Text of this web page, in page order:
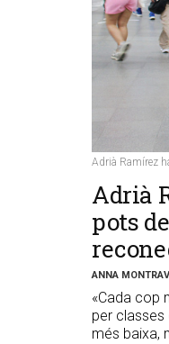
Adrià Ramírez
Adrià
pots
ANNA
«Cada cop
per classes
més baixa,